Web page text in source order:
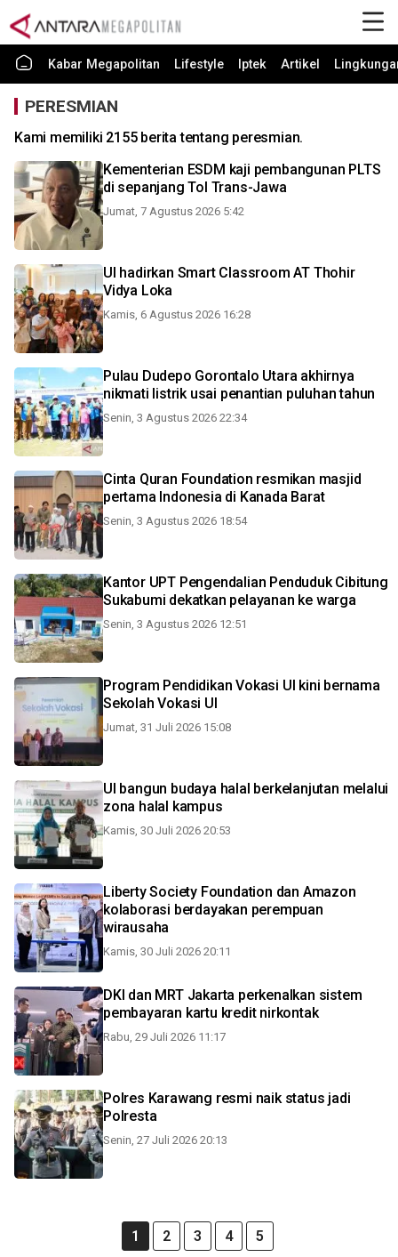
Kabar Megapolitan Lifestyle Iptek Artikel
PERESMIAN
Kami memiliki 2155 berita tentang peresmian.
Kementerian ESDM kaji pembangunan PLTS
di sepanjang Tol Trans-Jawa
Jumat, 7 Agustus 2026 5:42
UI hadirkan Smart Classroom AT Thohir
Vidya Loka
Kamis, 6 Agustus 2026 16:28
Pulau Dudepo Gorontalo Utara akhirnya
nikmati listrik usai penantian puluhan tahun
Senin, 3 Agustus 2026 22:34
Cinta Quran Foundation resmikan masjid
pertama Indonesia di Kanada Barat
Senin, 3 Agustus 2026 18:54
Kantor UPT Pengendalian Penduduk Cibitung
Sukabumi dekatkan pelayanan ke warga
Senin, 3 Agustus 2026 12:51
Program Pendidikan Vokasi UI kini bernama
Sekolah Vokasi UI
Jumat, 31 Juli 2026 15:08
UI bangun budaya halal berkelanjutan melalui
zona halal kampus
Kamis, 30 Juli 2026 20:53
Liberty Society Foundation dan Amazon
kolaborasi berdayakan perempuan
wirausaha
Kamis, 30 Juli 2026 20:11
DKI dan MRT Jakarta perkenalkan sistem
pembayaran kartu kredit nirkontak
Rabu, 29 Juli 2026 11:17
Polres Karawang resmi naik status jadi
Polresta
Senin, 27 Juli 2026 20:13
1 2 3 4 5